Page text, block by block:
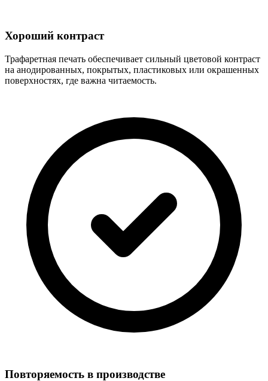
Хороший контраст
Трафаретная печать обеспечивает сильный цветовой контраст
на анодированных, покрытых, пластиковых или окрашенных
поверхностях, где важна читаемость.
Повторяемость в производстве